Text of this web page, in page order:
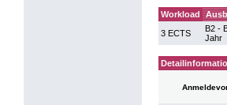
Workload
3 ECTS
B2 -
Jahr